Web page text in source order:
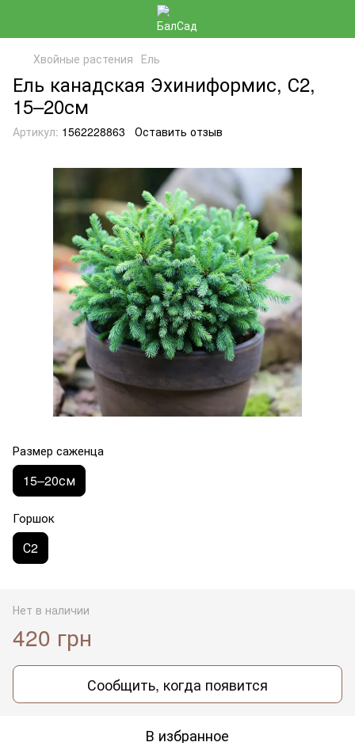
Хвойные растения Ель
Ель канадская Эхиниформис, С2,
15–20см
Артикул: 1562228863 Оставить отзыв
Размер саженца
15–20см
Горшок
С2
Нет в наличии
420 грн
Сообщить, когда появится
В избранное